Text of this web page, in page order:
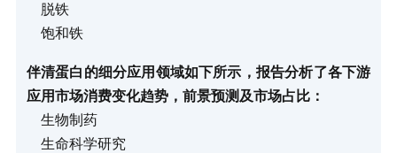
脱铁
饱和铁
伴清蛋白的细分应用领域如下所示，报告分析了各下游
应用市场消费变化趋势，前景预测及市场占比：
生物制药
生命科学研究